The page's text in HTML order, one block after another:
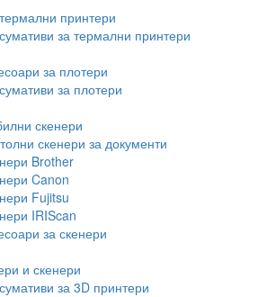
принтери
за термални принтери
за плотери
за плотери
скенери
скенери за документи
Brother
Canon
Fujitsu
IRIScan
за скенери
и скенери
за 3D принтери